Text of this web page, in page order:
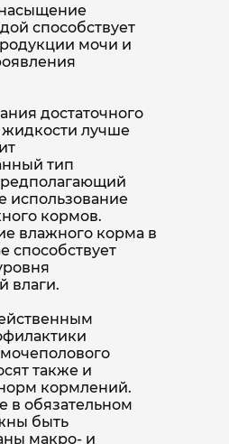
способствует
мочи и
достаточного
лучше
тип
использование
кормов.
влажного корма в
способствует
влаги.
также и
кормлений.
в обязательном
быть
макро- и